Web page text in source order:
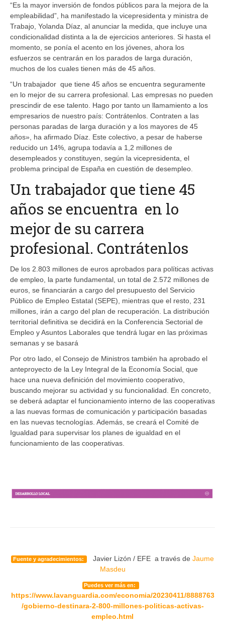
“Es la mayor inversión de fondos públicos para la mejora de la
empleabilidad”, ha manifestado la vicepresidenta y ministra de
Trabajo, Yolanda Díaz, al anunciar la medida, que incluye una
condicionalidad distinta a la de ejercicios anteriores. Si hasta el
momento, se ponía el acento en los jóvenes, ahora los
esfuerzos se centrarán en los parados de larga duración,
muchos de los cuales tienen más de 45 años.
“Un trabajador que tiene 45 años se encuentra seguramente
en lo mejor de su carrera profesional. Las empresas no pueden
prescindir de ese talento. Hago por tanto un llamamiento a los
empresarios de nuestro país: Contrátenlos. Contraten a las
personas paradas de larga duración y a los mayores de 45
años», ha afirmado Díaz. Este colectivo, a pesar de haberse
reducido un 14%, agrupa todavía a 1,2 millones de
desempleados y constituyen, según la vicepresidenta, el
problema principal de España en cuestión de desempleo.
Un trabajador que tiene 45
años se encuentra en lo
mejor de su carrera
profesional. Contrátenlos
De los 2.803 millones de euros aprobados para políticas activas
de empleo, la parte fundamental, un total de 2.572 millones de
euros, se financiarán a cargo del presupuesto del Servicio
Público de Empleo Estatal (SEPE), mientras que el resto, 231
millones, irán a cargo del plan de recuperación. La distribución
territorial definitiva se decidirá en la Conferencia Sectorial de
Empleo y Asuntos Laborales que tendrá lugar en las próximas
semanas y se basará
Por otro lado, el Consejo de Ministros también ha aprobado el
anteproyecto de la Ley Integral de la Economía Social, que
hace una nueva definición del movimiento cooperativo,
buscando mejorar su actividad y su funcionalidad. En concreto,
se deberá adaptar el funcionamiento interno de las cooperativas
a las nuevas formas de comunicación y participación basadas
en las nuevas tecnologías. Además, se creará el Comité de
Igualdad para supervisar los planes de igualdad en el
funcionamiento de las cooperativas.
Fuente y agradecimientos: Javier Lizón / EFE a través de Jaume
Masdeu
Puedes ver más en:
https://www.lavanguardia.com/economia/20230411/8888763
/gobierno-destinara-2-800-millones-politicas-activas-
empleo.html